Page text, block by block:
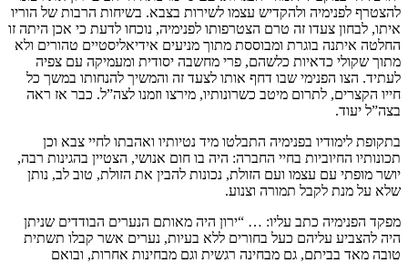
להצטרף לפנימיה ולהקדיש עצמו לשירות בצבא. בשיחות הרבות של הוריו
איתו, לבחון צעדו זה טרם הצטרפותו לפנימיה, נוכחו לדעת כי אכן היתה זו
החלטה איתנה בוגרת ומבוססת מתוך מניעים אידיאליסטיים טהורים ולא
מתוך שקולי כדאיות כלשהם, פרי מחשבה יסודית ומעמיקה עם צפיה
לעתיד. הצו הפנימי שבו דחף אותו לצעד זה והמשיך להנחותו במשך כל
חייו הקצרים, לתרום מיטב כשרונותיו, מירצו וזמנו לצה”ל. כבר אז ראה
בצה”ל יעוד.
בתקופת לימודיו בפנימיה התבלטו מיד נטיותיו ואהבתו לחיי צבא וכן
תכונותיו החיוביות בחיי החברה: היה בו חום אנושי, הצטיין בהגינות רבה,
יושר מופתי עם עצמו ועם הזולת, נכונות להבין את הזולת, טוב לב, נותן
שלא על מנת לקבל תמורה וצנוע.
מפקד הפנימיה כתב עליו: … “ירון היה מאותם הנערים הבודדים שניתן
היה להצביע עליהם כעל בחורים ללא בעיות, נערים אשר קבלו תשתית
טובה מאד בביתם, גם מבחינה רגשית וגם מבחינות אחרות, ובואם